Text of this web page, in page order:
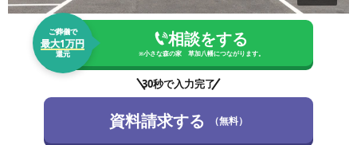
ご葬儀で
最大1万円
還元
相談をする
※小さな森の家 草加八幡につながります。
30秒で入力完了
資料請求する （無料）